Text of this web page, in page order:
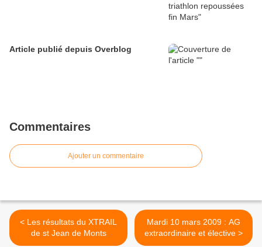
Article publié depuis Overblog
Commentaires
Ajouter un commentaire
< Les résultats du XTRAIL
de st Jean de Monts
Mardi 10 mars 2009 : AG
extraordinaire et élective >